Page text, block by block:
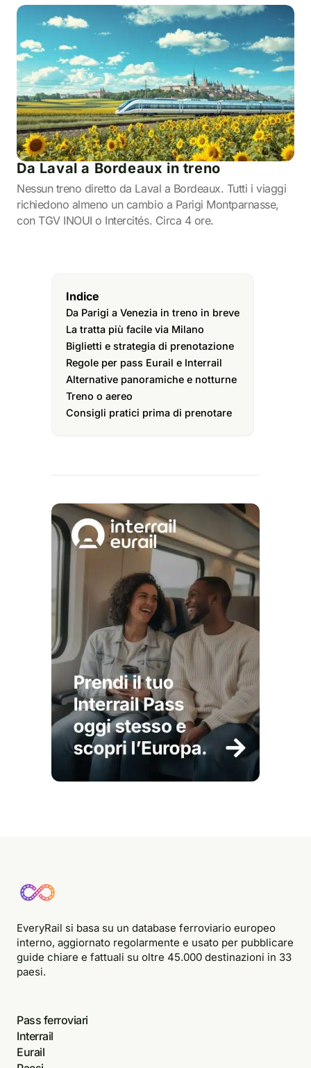
Da Laval a Bordeaux in treno
Nessun treno diretto da Laval a Bordeaux. Tutti i viaggi
richiedono almeno un cambio a Parigi Montparnasse,
con TGV INOUI o Intercités. Circa 4 ore.
Indice
Da Parigi a Venezia in treno in breve
La tratta più facile via Milano
Biglietti e strategia di prenotazione
Regole per pass Eurail e Interrail
Alternative panoramiche e notturne
Treno o aereo
Consigli pratici prima di prenotare
EveryRail si basa su un database ferroviario europeo
interno, aggiornato regolarmente e usato per pubblicare
guide chiare e fattuali su oltre 45.000 destinazioni in 33
paesi.
Pass ferroviari
Interrail
Eurail